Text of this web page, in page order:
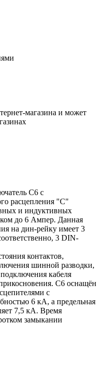
магазина и может
C6 с
расцепления "С"
и индуктивных
до 6 Ампер. Данная
на дин-рейку имеет 3
3 DIN-
контактов,
шинной разводки,
кабеля
C6 оснащён
с
6 кА, а предельная
7,5 кА. Время
замыкании